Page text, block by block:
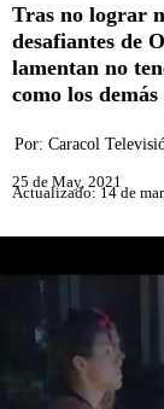
Tras no lograr
desafiantes de
lamentan no
como los
Por: Caracol
25 de May, 2021
Actualizado: 14 de